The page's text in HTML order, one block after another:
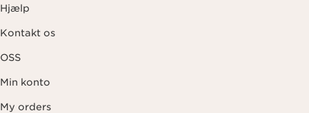
Hjælp
Kontakt os
OSS
Min konto
My orders